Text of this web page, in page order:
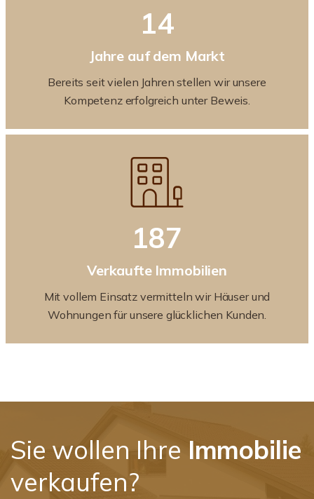
14
Jahre auf dem Markt
Bereits seit vielen Jahren stellen wir unsere
Kompetenz erfolgreich unter Beweis.
187
Verkaufte Immobilien
Mit vollem Einsatz vermitteln wir Häuser und
Wohnungen für unsere glücklichen Kunden.
Sie wollen Ihre Immobilie
verkaufen?